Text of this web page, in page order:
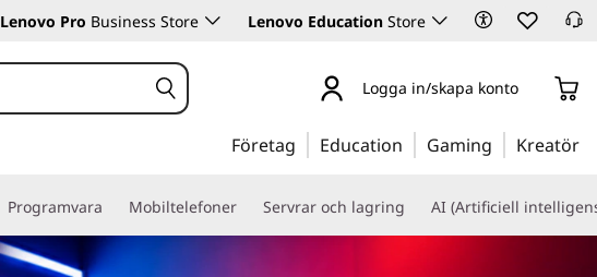
Lenovo Pro Business Store Lenovo Education Store
Logga in/skapa konto
Företag Education Gaming Kreatör
Programvara Mobiltelefoner Servrar och lagring AI (Artificiell